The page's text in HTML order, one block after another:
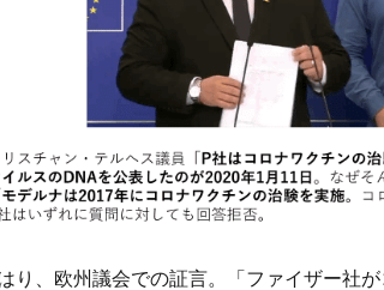
り、欧州議会での証言。「ファイザー社